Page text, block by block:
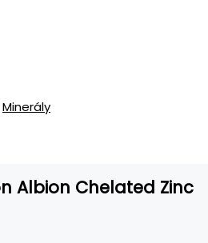
Minerály
Albion Chelated Zinc